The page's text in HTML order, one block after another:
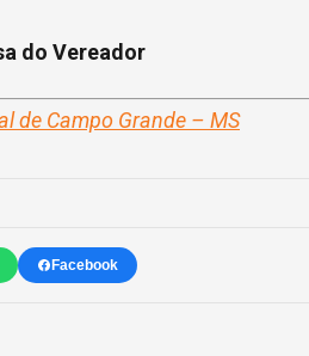
do Vereador
de Campo Grande – MS
Facebook